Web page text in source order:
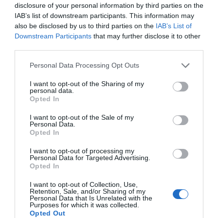
disclosure of your personal information by third parties on the
IAB’s list of downstream participants. This information may
also be disclosed by us to third parties on the IAB’s List of
Downstream Participants that may further disclose it to other
Personal Data Processing Opt Outs
I want to opt-out of the Sharing of my
personal data.
Opted In
I want to opt-out of the Sale of my
Personal Data.
Opted In
I want to opt-out of processing my
Personal Data for Targeted Advertising.
Opted In
I want to opt-out of Collection, Use,
Retention, Sale, and/or Sharing of my
Personal Data that Is Unrelated with the
Purposes for which it was collected.
Opted Out
"Es necessiten unes 600
flors pol·linitzades a ma per
produir només un
quilogram de vainilla"
Aquesta codiciada espècie, la segona més cara,
només per darrere del safrà, també ha despertat
l'interès dels criminals i la picaresca. Els robatoris
pràctiques a l'hora de saltar-se la regulació
gubernamental, com ara recollir les beines abans
de temps o envasar-les al buit per traficar-les. I
això significa una vainilla de pitjor qualitat.